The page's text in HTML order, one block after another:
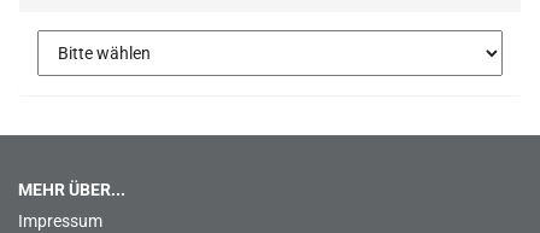
MEHR ÜBER...
Impressum